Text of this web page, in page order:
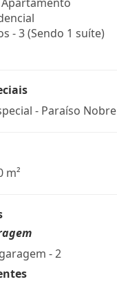
- 3 (Sendo 1 suíte)
- Paraíso Nobre
m²
- 2